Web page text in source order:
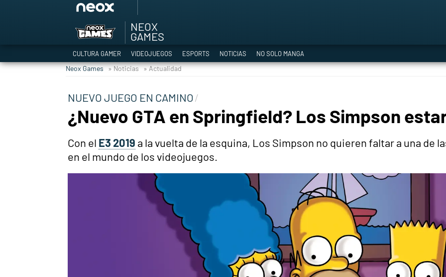
TGA Tercera gala
Super Mario cafetería oficial
Hyrule Warriors
Asia peculiar tradición
NEOX
GAMES
CULTURA GAMER VIDEOJUEGOS ESPORTS NOTICIAS NO SOLO MANGA
Neox Games » Noticias » Actualidad
NUEVO JUEGO EN CAMINO
¿Nuevo GTA en Springfield? Los Simpson
Con el E3 2019 a la vuelta de la esquina, Los Simpson no quieren faltar a una de
en el mundo de los videojuegos.